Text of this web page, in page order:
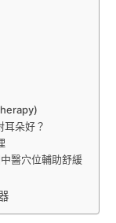
耳朵好？
醫穴位輔助舒緩